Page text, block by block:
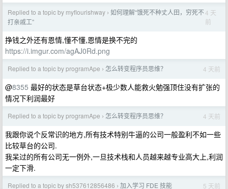
Replied to a topic by myflourishway › 如何理解“饿死不种丈人田，穷死不
打亲戚工”
4 天
前
挣钱之外还有恩情,懂不懂,恩情是换不完的
https://i.imgur.com/agAJ0Rd.png
Replied to a topic by programApe › 怎么转变程序员思维？ 4 天前
@8355 最好的状态是草台状态+极少数人能救火勉强顶住没有扩张的
情况下利润最好
Replied to a topic by programApe › 怎么转变程序员思维？ 4 天前
我跟你说个反常识的地方,所有技术特别牛逼的公司一般盈利不如一些
比较草台的公司.
我呆过的所有公司无一例外,一旦技术栈和人员越来越专业高大上,利润
一定下滑.
Replied to a topic by sh537612856486 › 加入学习 FDE 技能 5 天前